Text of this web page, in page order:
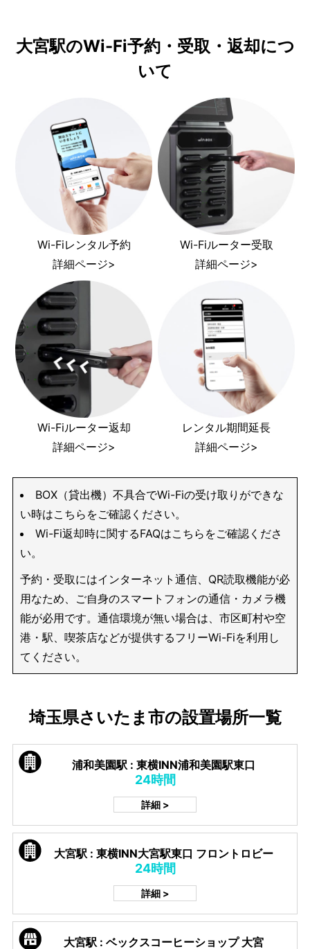
大宮駅のWi-Fi予約・受取・返却につ
いて
Wi-Fiレンタル予約
詳細ページ>
Wi-Fiルーター受取
詳細ページ>
Wi-Fiルーター返却
詳細ページ>
レンタル期間延長
詳細ページ>
BOX（貸出機）不具合でWi-Fiの受け取りができな
い時はこちらをご確認ください。
Wi-Fi返却時に関するFAQはこちらをご確認くださ
い。
予約・受取にはインターネット通信、QR読取機能が必
用なため、ご自身のスマートフォンの通信・カメラ機
能が必用です。通信環境が無い場合は、市区町村や空
港・駅、喫茶店などが提供するフリーWi-Fiを利用し
てください。
埼玉県さいたま市の設置場所一覧
浦和美園駅 : 東横INN浦和美園駅東口
24時間
詳細 >
大宮駅 : 東横INN大宮駅東口 フロントロビー
24時間
詳細 >
大宮駅 : ベックスコーヒーショップ 大宮